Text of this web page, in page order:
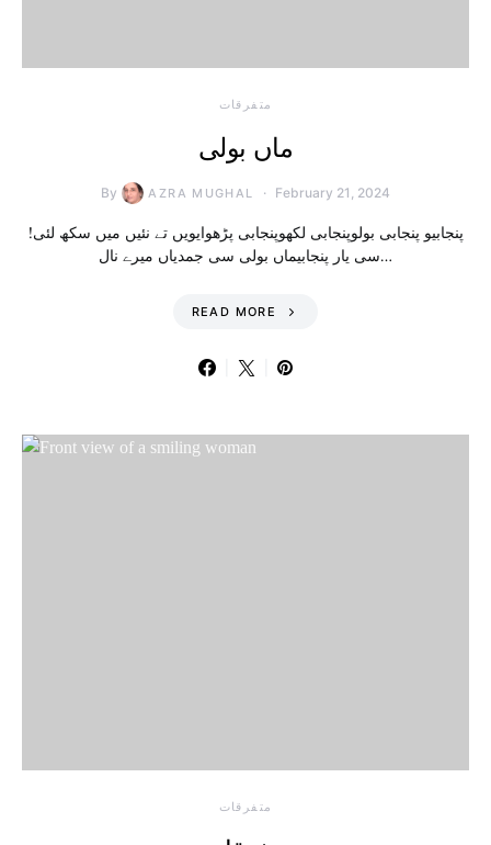
متفرقات
ماں بولی
By AZRA MUGHAL February 21, 2024
!پنجابیو پنجابی بولوپنجابی لکھوپنجابی پڑھوایویں تے نئیں میں سکھ لئی
سی یار پنجابیماں بولی سی جمدیاں میرے نال…
READ MORE
متفرقات